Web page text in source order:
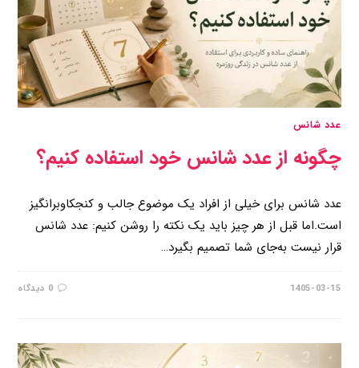
عدد شانس
چگونه از عدد شانس خود استفاده کنیم؟
عدد شانس برای خیلی از افراد یک موضوع جالب و کنجکاوبرانگیز
است.اما قبل از هر چیز باید یک نکته را روشن کنیم: عدد شانس
قرار نیست به‌جای شما تصمیم بگیرد…
0 دیدگاه 1405-03-15